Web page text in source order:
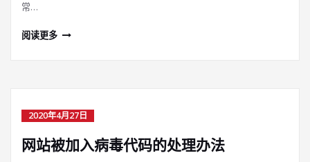
常…
阅读更多
2020年4月27日
网站被加入病毒代码的处理办法